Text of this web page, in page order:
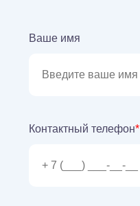
Ваше имя
Контактный телефон*